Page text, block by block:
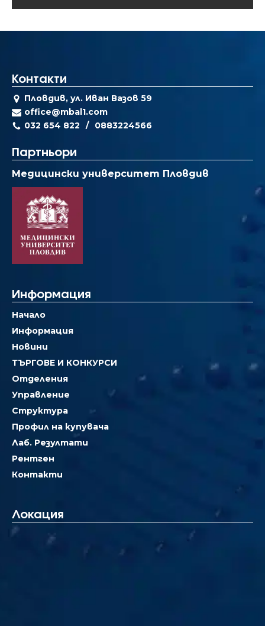
Контакти
Пловдив, ул. Иван Вазов 59
office@mbal1.com
032 654 822
0883224566
Партньори
Медицински университет Пловдив
Информация
Начало
Информация
Новини
ТЪРГОВЕ И КОНКУРСИ
Отделения
Управление
Структура
Профил на купувача
Лаб. Резултати
Рентген
Контакти
Локация